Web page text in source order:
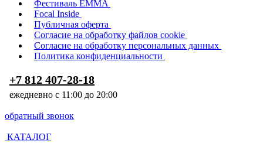
Фестиваль EMMA
Focal Inside
Публичная оферта
Согласие на обработку файлов cookie
Согласие на обработку персональных данных
Политика конфиденциальности
+7 812 407-28-18
ежедневно с 11:00 до 20:00
обратный звонок
КАТАЛОГ